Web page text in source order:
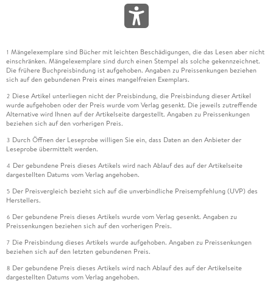
1 Mängelexemplare sind Bücher mit leichten Beschädigungen, die das Lesen aber nicht
einschränken. Mängelexemplare sind durch einen Stempel als solche gekennzeichnet.
Die frühere Buchpreisbindung ist aufgehoben. Angaben zu Preissenkungen beziehen
sich auf den gebundenen Preis eines mangelfreien Exemplars.
2 Diese Artikel unterliegen nicht der Preisbindung, die Preisbindung dieser Artikel
wurde aufgehoben oder der Preis wurde vom Verlag gesenkt. Die jeweils zutreffende
Alternative wird Ihnen auf der Artikelseite dargestellt. Angaben zu Preissenkungen
beziehen sich auf den vorherigen Preis.
3 Durch Öffnen der Leseprobe willigen Sie ein, dass Daten an den Anbieter der
Leseprobe übermittelt werden.
4 Der gebundene Preis dieses Artikels wird nach Ablauf des auf der Artikelseite
dargestellten Datums vom Verlag angehoben.
5 Der Preisvergleich bezieht sich auf die unverbindliche Preisempfehlung (UVP) des
Herstellers.
6 Der gebundene Preis dieses Artikels wurde vom Verlag gesenkt. Angaben zu
Preissenkungen beziehen sich auf den vorherigen Preis.
7 Die Preisbindung dieses Artikels wurde aufgehoben. Angaben zu Preissenkungen
beziehen sich auf den letzten gebundenen Preis.
8 Der gebundene Preis dieses Artikels wird nach Ablauf des auf der Artikelseite
dargestellten Datums vom Verlag angehoben.